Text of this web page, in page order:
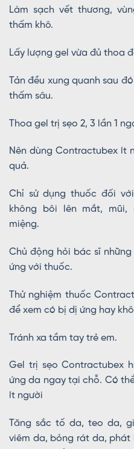
Làm sạch vết thương,
thấm khô.
Lấy lượng gel vừa đủ thoa
Tản đều xung quanh sau
thấm sâu.
Thoa gel trị sẹo 2, 3 lần 1
Nên dùng Contractubex ít
quả.
Chỉ sử dụng thuốc đối
không bôi lên mắt, mũi,
miệng.
Chủ động hỏi bác sĩ
ứng với thuốc.
Thử nghiệm thuốc
để xem có bị dị ứng hay
Tránh xa tầm tay trẻ em.
Gel trị sẹo Contractubex
ứng da ngay tại chỗ. Có
ít người
Tăng sắc tố da, teo da,
viêm da, bỏng rát da, phát